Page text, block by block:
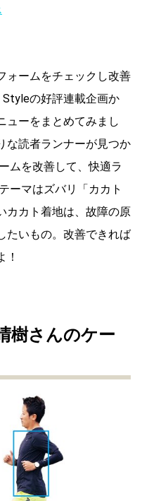
ォームをチェックし改善
Styleの好評連載企画か
ューをまとめてみまし
な読者ランナーが見つか
ムを改善して、快適ラ
ーマはズバリ「カカト
カカト着地は、故障の原
たいもの。改善できれば
！
樹さんのケー